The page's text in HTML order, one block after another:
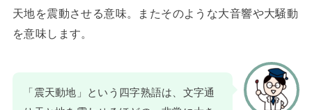
天地を震動させる意味。またそのような大音響や大騒動
を意味します。
「震天動地」という四字熟語は、文字通